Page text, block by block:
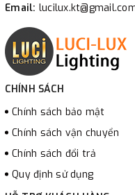
Email:
CHÍNH SÁCH
Chính sách bảo mật
Chính sách vận chuyển
Chính sách đổi trả
Quy định sử dụng